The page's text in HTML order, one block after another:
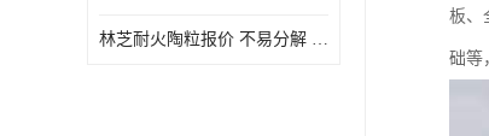
林芝耐火陶粒报价 不易分解 便于搬运和使用
板、
础等